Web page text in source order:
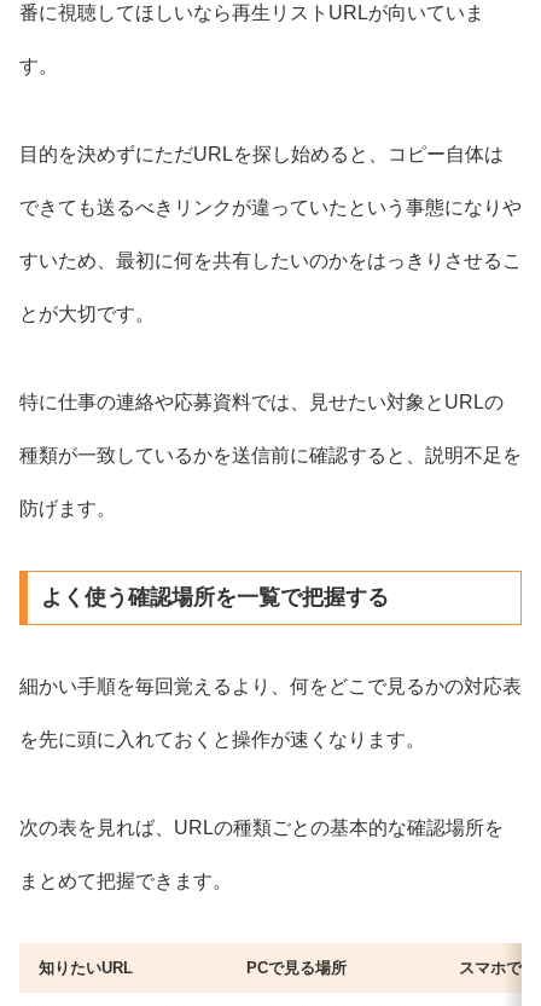
番に視聴してほしいなら再生リストURLが向いていま
す。
目的を決めずにただURLを探し始めると、コピー自体は
できても送るべきリンクが違っていたという事態になりや
すいため、最初に何を共有したいのかをはっきりさせるこ
とが大切です。
特に仕事の連絡や応募資料では、見せたい対象とURLの
種類が一致しているかを送信前に確認すると、説明不足を
防げます。
よく使う確認場所を一覧で把握する
細かい手順を毎回覚えるより、何をどこで見るかの対応表
を先に頭に入れておくと操作が速くなります。
次の表を見れば、URLの種類ごとの基本的な確認場所を
まとめて把握できます。
知りたいURL PCで見る場所 スマホで